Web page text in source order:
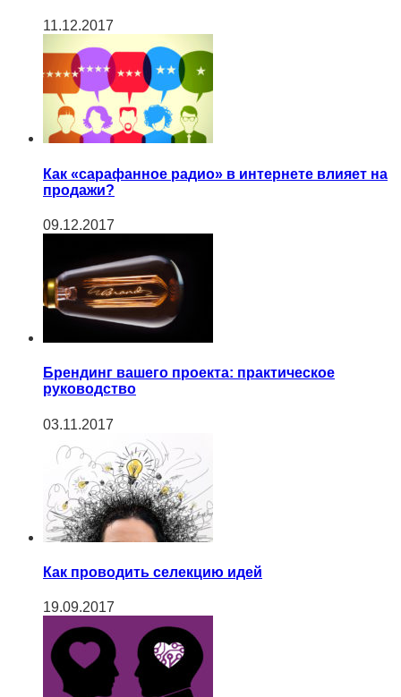
11.12.2017
Как «сарафанное радио» в интернете влияет на
продажи?
09.12.2017
Брендинг вашего проекта: практическое
руководство
03.11.2017
Как проводить селекцию идей
19.09.2017